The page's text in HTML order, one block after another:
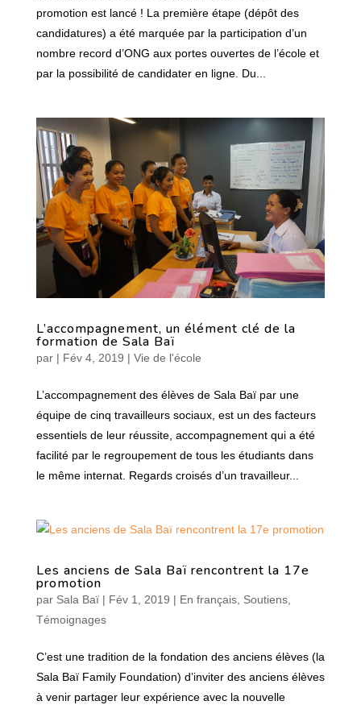
promotion est lancé ! La première étape (dépôt des
candidatures) a été marquée par la participation d’un
nombre record d’ONG aux portes ouvertes de l’école et
par la possibilité de candidater en ligne. Du...
L’accompagnement, un élément clé de la
formation de Sala Baï
par | Fév 4, 2019 | Vie de l'école
L’accompagnement des élèves de Sala Baï par une
équipe de cinq travailleurs sociaux, est un des facteurs
essentiels de leur réussite, accompagnement qui a été
facilité par le regroupement de tous les étudiants dans
le même internat. Regards croisés d’un travailleur...
Les anciens de Sala Baï rencontrent la 17e
promotion
par Sala Baï| Fév 1, 2019 | En français, Soutiens,
Témoignages
C’est une tradition de la fondation des anciens élèves (la
Sala Baï Family Foundation) d’inviter des anciens élèves
à venir partager leur expérience avec la nouvelle